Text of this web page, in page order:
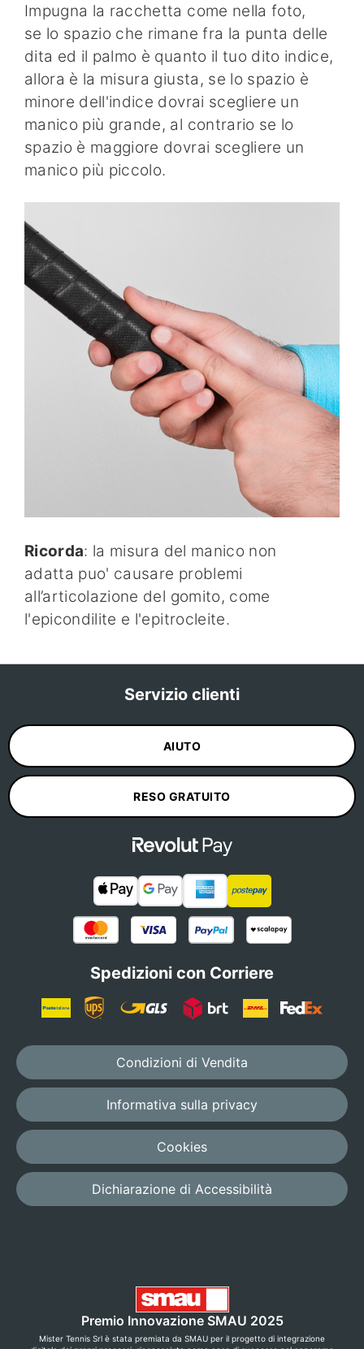
Impugna la racchetta come nella foto,
se lo spazio che rimane fra la punta delle
dita ed il palmo è quanto il tuo dito indice,
allora è la misura giusta, se lo spazio è
minore dell'indice dovrai scegliere un
manico più grande, al contrario se lo
spazio è maggiore dovrai scegliere un
manico più piccolo.
Ricorda: la misura del manico non
adatta puo' causare problemi
all’articolazione del gomito, come
l'epicondilite e l'epitrocleite.
Servizio clienti
AIUTO
RESO GRATUITO
Spedizioni con Corriere
Condizioni di Vendita
Informativa sulla privacy
Cookies
Dichiarazione di Accessibilità
Premio Innovazione SMAU 2025
Mister Tennis Srl è stata premiata da SMAU per il progetto di integrazione